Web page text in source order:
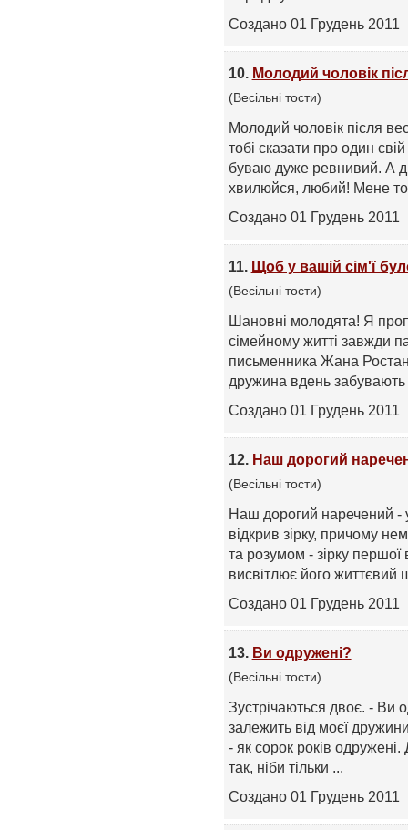
Создано 01 Грудень 2011
10. Молодий чоловік
(Весільні тости)
Молодий чоловік після
тобі сказати про один
буваю дуже ревнивий. А
хвилюйся, любий! Мене
Создано 01 Грудень 2011
11. Щоб у вашій сім'ї
(Весільні тости)
Шановні молодята! Я
сімейному житті завжди
письменника Жана
дружина вдень забувають
Создано 01 Грудень 2011
12. Наш дорогий
(Весільні тости)
Наш дорогий наречений -
відкрив зірку, причому
та розумом - зірку першої
висвітлює його життєвий
Создано 01 Грудень 2011
13. Ви одружені?
(Весільні тости)
Зустрічаються двоє. - Ви
залежить від моєї
- як сорок років
так, ніби тільки ...
Создано 01 Грудень 2011